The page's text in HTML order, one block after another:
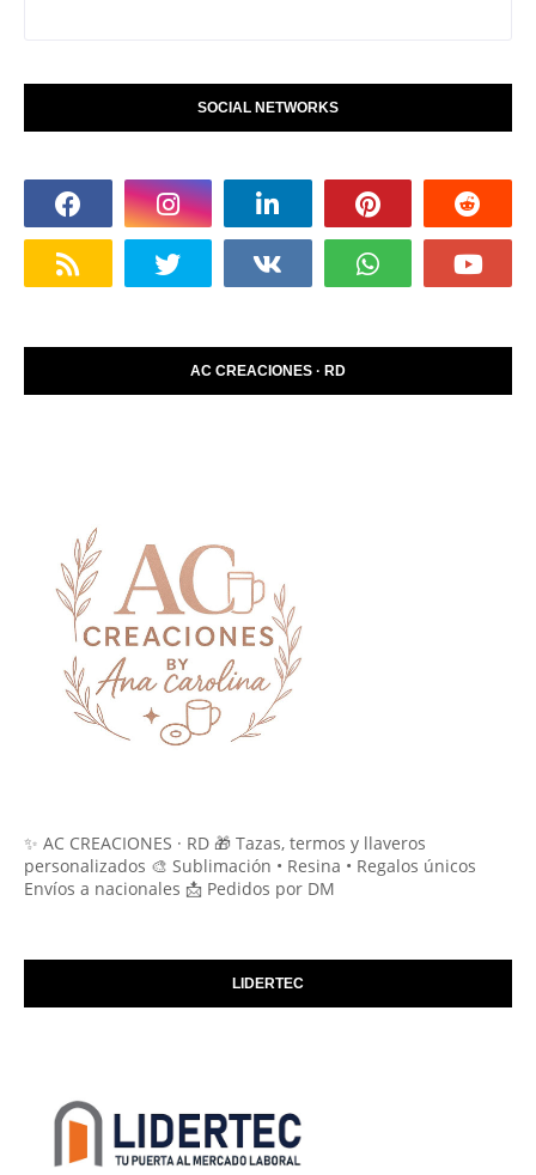
SOCIAL NETWORKS
AC CREACIONES · RD
✨ AC CREACIONES · RD 🎁 Tazas, termos y llaveros
personalizados 🎨 Sublimación • Resina • Regalos únicos
Envíos a nacionales 📩 Pedidos por DM
LIDERTEC